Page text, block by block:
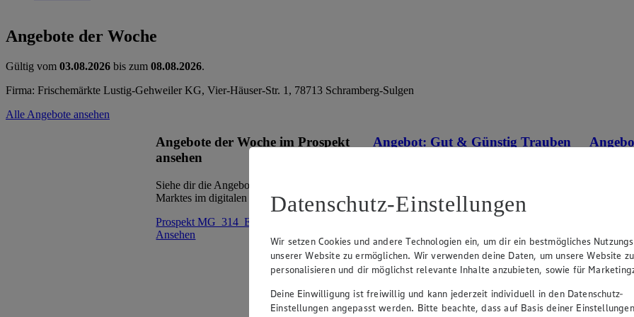
Angebote der Woche
Gültig vom 03.08.2026 bis zum 08.08.2026.
Firma: Frischemärkte Lustig-Gehweiler KG, Vier-Häuser-Str. 1, 78713 Schramberg-Sulgen
Alle Angebote ansehen
Angebote der Woche im Prospekt
ansehen
Siehe dir die Angebote der Woche deines
Marktes im digitalen Blätterkatalog an.
Prospekt MG_314_ED_ABH im Browser
Ansehen
Angebot: Gut & Günstig Trauben
Festpreis von 1.49€
versch.
Datenschutz-Einstellungen
Wir setzen Cookies und andere Technologien ein, um dir ein bestmögliches
unserer Website zu ermöglichen. Wir verwenden deine Daten, um unsere Website zu
personalisieren und dir möglichst relevante Inhalte anzubieten, sowie für
Deine Einwilligung ist freiwillig und kann jederzeit individuell in den Datenschutz-
Einstellungen angepasst werden. Bitte beachte, dass auf Basis deiner